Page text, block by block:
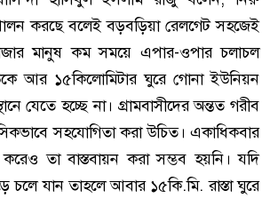
পালন করছে বলেই বড়বড়িয়া রেলগেট সহজেই
মানুষ কম সময়ে এপার-ওপার চলাচল
আর ১৫কিলোমিটার ঘুরে গোনা ইউনিয়ন
যেতে হচ্ছে না। গ্রামবাসীদের অন্তত গরীব
সহযোগিতা করা উচিত। একাধিকবার
তা বাস্তবায়ন করা সম্ভব হয়নি। যদি
চলে যান তাহলে আবার ১৫কি.মি. রাস্তা ঘুরে